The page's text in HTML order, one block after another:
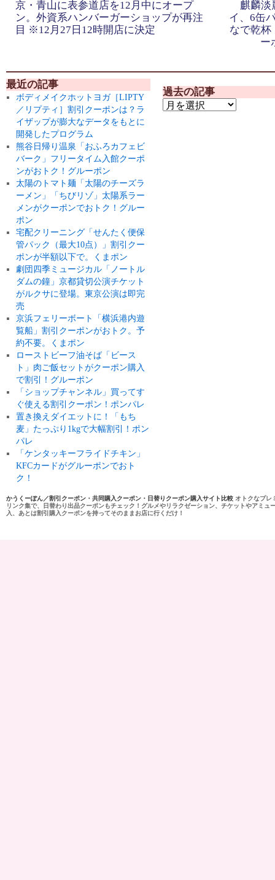
京・青山に表参道店を12月中にオープ
ン。外資系ハンバーガーショップが再注
目 ※12月27日12時開店に決定
麒麟淡
イ、6缶
なで乾杯
ー
最近の記事
ボディメイクホットヨガ［LIPTY
／リプティ］割引クーポンは？ラ
イザップが膨大なデータをもとに
開発したプログラム
熊谷日帰り温泉「おふろカフェビ
バーク」フリータイム入館クーポ
ンがおトク！グルーポン
太陽のトマト麺「太陽のチーズラ
ーメン」「ちびリゾ」太陽系ラー
メンがクーポンでおトク！グルー
ポン
宅配クリーニング「せんたく便保
管パック（最大10点）」割引クー
ポンが半額以下で。くまポン
劇団四季ミュージカル「ノートル
ダムの鐘」京都貸切公演チケット
がルクサに登場。東京公演は即完
売
京浜フェリーボート「横浜港内遊
覧船」割引クーポンがおトク。予
約不要。くまポン
ローストビーフ油そば「ビース
ト」肉ご飯セットがクーポン購入
で割引！グルーポン
「ショップチャンネル」買ってす
ぐ使える割引クーポン！ポンパレ
置き換えダイエットに！「もち
麦」たっぷり1kgで大幅割引！ポン
パレ
「ケンタッキーフライドチキン」
KFCカードがグルーポンでおト
ク！
過去の記事
かうくーぽん／割引クーポン・共同購入クーポン・日替りクーポン購入サイト比較 オトクなプレ
リンク集で、日替わり出品クーポンもチェック！グルメやリラクゼーション、チケットやアミ
入、あとは割引購入クーポンを持ってそのままお店に行くだけ！